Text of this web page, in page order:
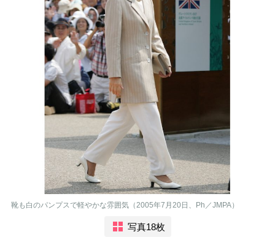
靴も白のパンプスで軽やかな雰囲気（2005年7月20日、Ph／JMPA）
写真18枚